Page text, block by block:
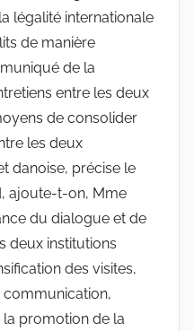
légalité internationale
de manière
de la
entre les deux
de consolider
les deux
danoise, précise le
ajoute-t-on, Mme
du dialogue et de
deux institutions
des visites,
communication,
la promotion de la